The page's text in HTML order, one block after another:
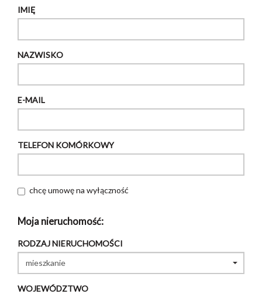
IMIĘ
NAZWISKO
E-MAIL
TELEFON KOMÓRKOWY
chcę umowę na wyłączność
Moja nieruchomość:
RODZAJ NIERUCHOMOŚCI
WOJEWÓDZTWO